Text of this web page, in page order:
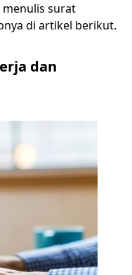
surat
di artikel berikut.
dan